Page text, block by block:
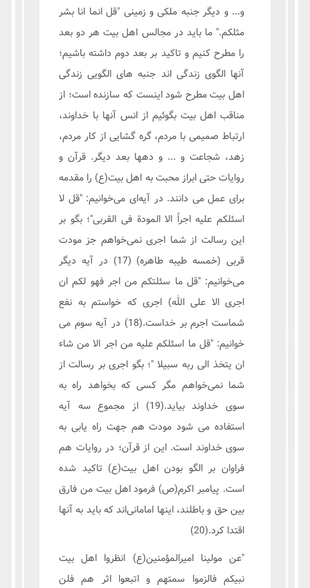
و... و دیگر جنبه ملکی و زمینی "قل انما انا بشر
مثلکم." ما باید در مجالس اهل بیت هر دو بعد
را مطرح کنیم و تاکید بر بعد دوم داشته باشیم؛
آنها الگوی زندگی اند جنبه های الگویی زندگی
اهل بیت مطرح شود اینست که سازنده است؛ از
مناقب اهل بیت بگوئیم از انس آنها با خداوند،
ارتباط صمیمی با مردم، گره گشایی از کار مردم،
زهد، شجاعت و ... و دهها بعد دیگر. قرآن و
روایات حتی ابراز محبت به اهل بیت(ع) را مقدمه
برای عمل می دانند. در آیه‌ای می‌خوانیم: "قل لا
اسئلکم علیه اجراً الا المودة فی القربی"؛ بگو بر
این رسالت از شما اجری نمی‌خواهم جز مودت
قربی (خمسه طیبه طاهره) (17) در آیه دیگر
می‌خوانیم: "قل ما سئلتکم من اجر فهو لکم ان
اجری الا علی الله) اجری که خواستم به نفع
شماست اجرم بر خداست.(18) در آیه سوم می
خوانیم: "قل ما اسئلکم علیه من اجر الا من شاء
ان یتخذ الی ربه سبیلا "؛ بگو اجری بر رسالت از
شما نمی‌خواهم مگر کسی که بخواهد راه به
سوی خداوند بیاید.(19) از مجموع سه آیه
استفاده می شود مودت هم جهت راه یابی به
سوی خداوند است. این از قرآن؛ در روایات هم
فراوان بر الگو بودن اهل بیت(ع) تاکید شده
است. پیامبر اکرم(ص) فرمود اهل بیت من فارق
بین حق و باطلند، اینها امامانی‌اند که باید به آنها
اقتدا کرد.(20)
"عن مولینا امیرالمؤمنین(ع) انظروا اهل بیت
نبیکم فالزموا سمتهم و اتبعوا اثر هم فلن